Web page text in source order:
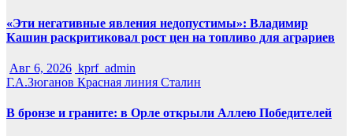
«Эти негативные явления недопустимы»: Владимир
Кашин раскритиковал рост цен на топливо для аграриев
Авг 6, 2026 kprf_admin
Г.А.Зюганов Красная линия Сталин
В бронзе и граните: в Орле открыли Аллею Победителей